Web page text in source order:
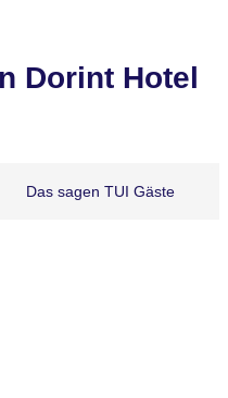
Dorint Hotel
Das sagen TUI Gäste